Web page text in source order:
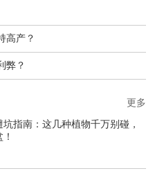
高产？
弊？
指南：这几种植物千万别碰，
更多